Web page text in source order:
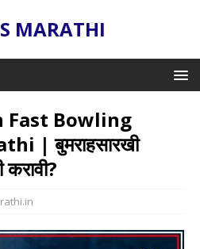
MARATHI
Fast Bowling
| बुमराहसारखी